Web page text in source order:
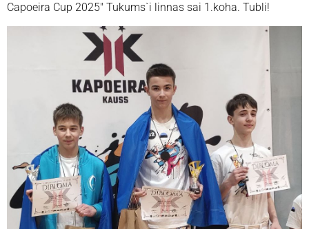
Capoeira Cup 2025" Tukums`i linnas sai 1.koha. Tubli!